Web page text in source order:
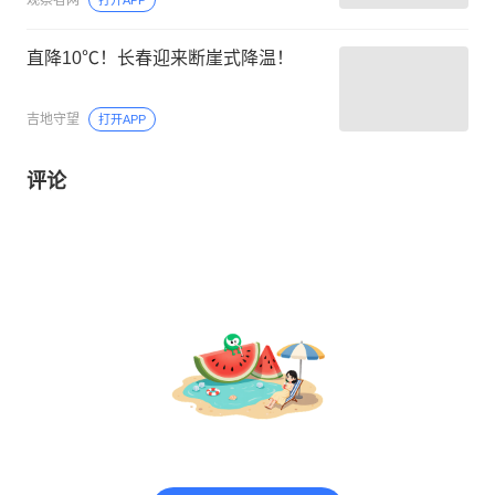
直降10℃！长春迎来断崖式降温！
吉地守望 打开APP
评论